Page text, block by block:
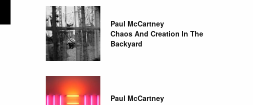
Paul McCartney
Chaos And Creation In The
Backyard
Paul McCartney